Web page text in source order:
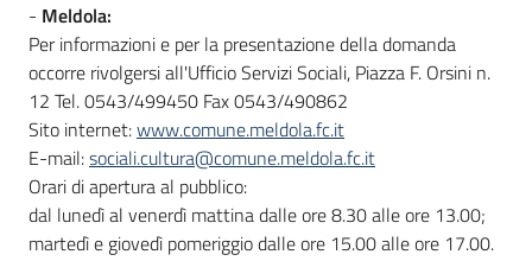
- Meldola:
Per informazioni e per la presentazione della domanda
occorre rivolgersi all'Ufficio Servizi Sociali, Piazza F. Orsini n.
12 Tel. 0543/499450 Fax 0543/490862
Sito internet:www.comune.meldola.fc.it
E-mail:sociali.cultura@comune.meldola.fc.it
Orari di apertura al pubblico:
dal lunedì al venerdì mattina dalle ore 8.30 alle ore 13.00;
martedì e giovedì pomeriggio dalle ore 15.00 alle ore 17.00.